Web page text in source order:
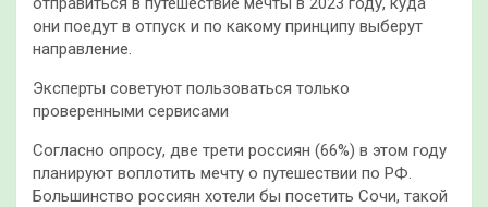
они поедут в отпуск и по какому принципу выберут
направление.
Эксперты советуют пользоваться только
проверенными сервисами
Согласно опросу, две трети россиян (66%) в этом году
планируют воплотить мечту о путешествии по РФ.
Большинство россиян хотели бы посетить Сочи, такой